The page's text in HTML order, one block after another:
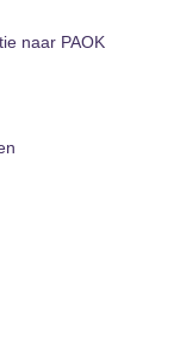
naar PAOK